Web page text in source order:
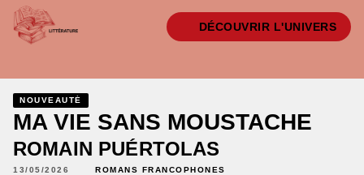
DÉCOUVRIR L'UNIVERS
NOUVEAUTÉ
MA VIE SANS MOUSTACHE
ROMAIN PUÉRTOLAS
13/05/2026 ROMANS FRANCOPHONES